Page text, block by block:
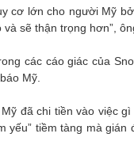
cơ lớn cho người Mỹ
sẽ thận trọng hơn”,
các cáo giác của
Mỹ.
đã chi tiền vào việc
yếu” tiềm tàng mà